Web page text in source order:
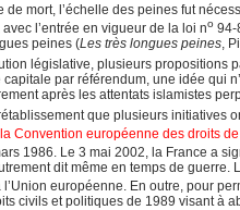
de mort, l’échelle des peines fut
l’entrée en vigueur de la loi no 94-
peines (Les très longues peines,
législative, plusieurs propositions
par référendum, une idée qui
après les attentats islamistes
que plusieurs initiatives
Convention européenne des droits
1986. Le 3 mai 2002, la France a
dit même en temps de
européenne. En outre, pour
civils et politiques de 1989 visant à